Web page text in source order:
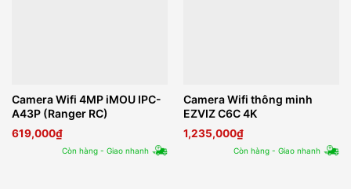
Camera Wifi 4MP iMOU IPC-
A43P (Ranger RC)
619,000₫
Còn hàng - Giao nhanh
Camera Wifi thông minh
EZVIZ C6C 4K
1,235,000₫
Còn hàng - Giao nhanh